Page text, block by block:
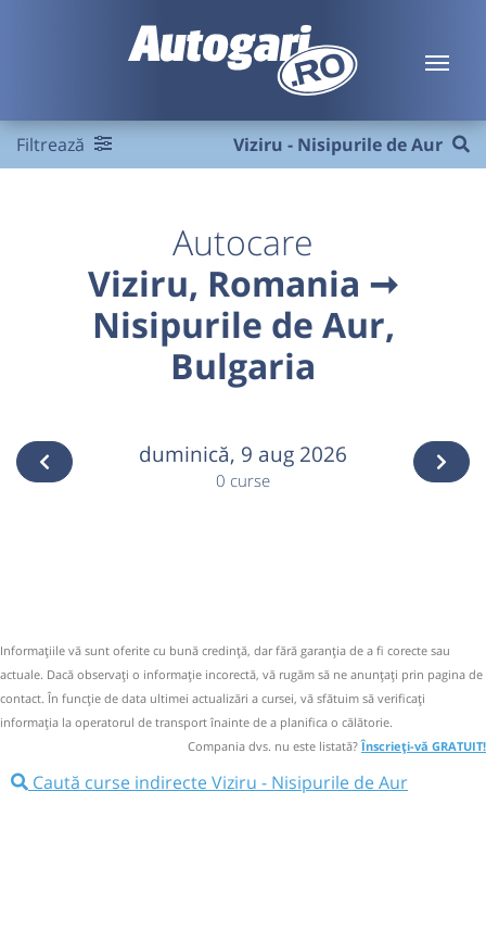
Filtrează Viziru - Nisipurile de Aur
Autocare
Viziru, Romania ➞
Nisipurile de Aur,
Bulgaria
duminică, 9 aug 2026
0 curse
Informaţiile vă sunt oferite cu bună credinţă, dar fără garanţia de a fi corecte sau
actuale. Dacă observați o informaţie incorectă, vă rugăm să ne anunțați prin pagina de
contact. În funcție de data ultimei actualizări a cursei, vă sfătuim să verificaţi
informaţia la operatorul de transport înainte de a planifica o călătorie.
Compania dvs. nu este listată?Înscrieți-vă GRATUIT!
Caută curse indirecte Viziru - Nisipurile de Aur